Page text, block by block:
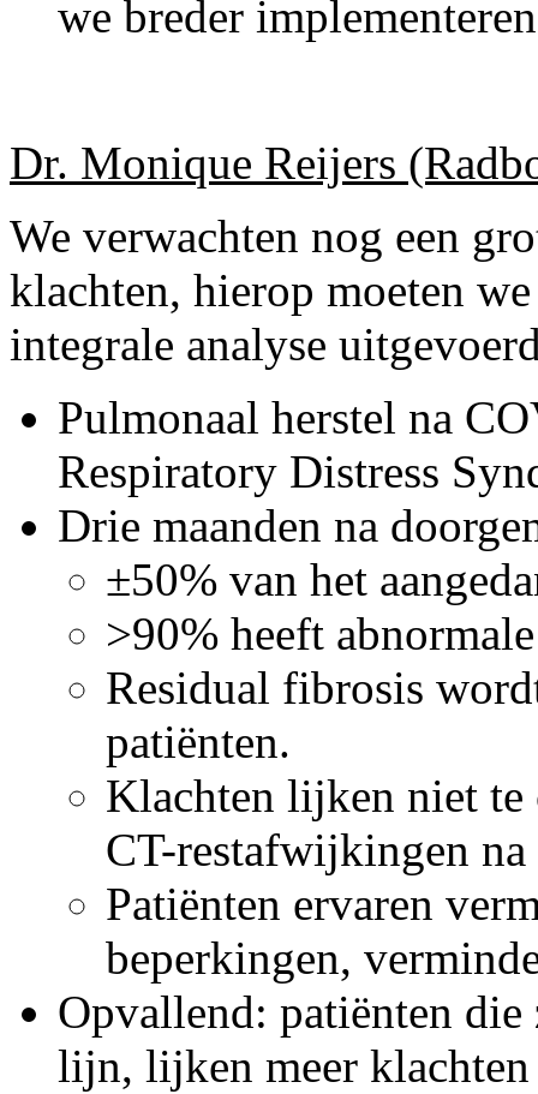
we breder
Dr. Monique Reijers
We verwachten nog een
klachten, hierop moeten
integrale analyse
Pulmonaal herstel na
Respiratory Distress
Drie maanden na
±50% van het
>90% heeft
Residual fibrosis
patiënten.
Klachten lijken niet
CT-restafwijkingen
Patiënten ervaren
beperkingen,
Opvallend: patiënten
lijn, lijken meer